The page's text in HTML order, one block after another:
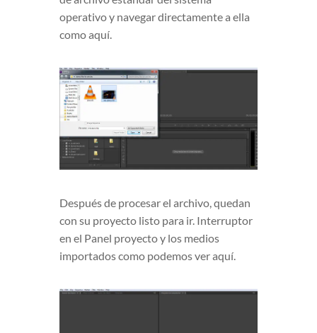
operativo y navegar directamente a ella
como aquí.
Después de procesar el archivo, quedan
con su proyecto listo para ir. Interruptor
en el Panel proyecto y los medios
importados como podemos ver aquí.